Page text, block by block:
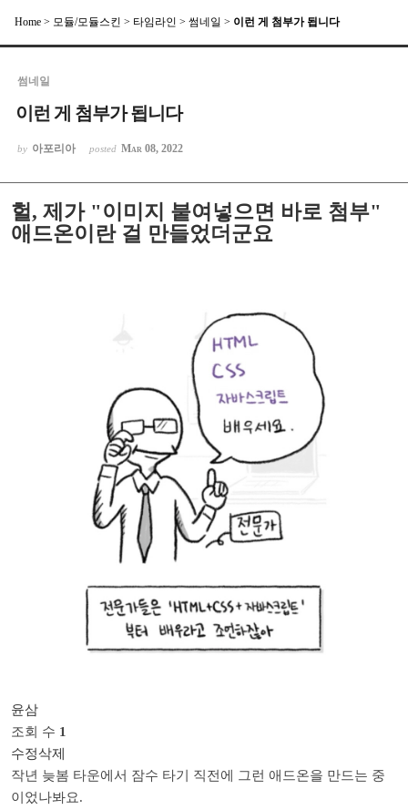
Home > 모듈/모듈스킨 > 타임라인 > 썸네일 > 이런 게 첨부가 됩니다
썸네일
이런 게 첨부가 됩니다
by 아포리아 posted Mar 08, 2022
헐, 제가 "이미지 붙여넣으면 바로 첨부"
애드온이란 걸 만들었더군요
윤삼
조회 수 1
수정삭제
작년 늦봄 타운에서 잠수 타기 직전에 그런 애드온을 만드는 중
이었나봐요.
Sketchbook5, 스케치북5
Sketchbook5, 스케치북5